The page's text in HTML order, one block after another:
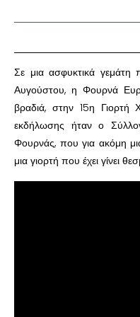
Σε μια ασφυκτικά
Αυγούστου, η Φουρνά
βραδιά, στην 15η Γιορτή
εκδήλωσης ήταν ο
Φουρνάς, που για ακόμη
μια γιορτή που έχει γίνει